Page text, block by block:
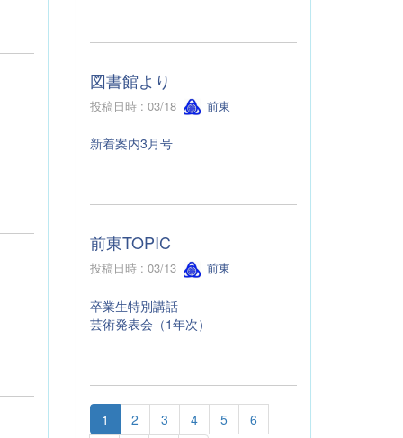
図書館より
投稿日時 : 03/18 前東
新着案内3月号
前東TOPIC
投稿日時 : 03/13 前東
卒業生特別講話
芸術発表会（1年次）
1 2 3 4 5
6